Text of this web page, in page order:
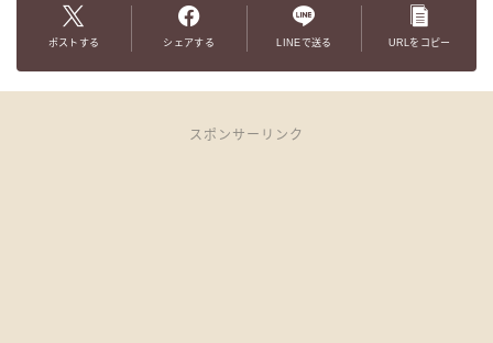
ポストする シェアする LINEで送る URLをコピー
スポンサーリンク